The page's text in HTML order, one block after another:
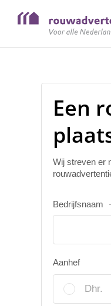
Een
Wij streven er
Bedrijfsnaam
Aanhef
Dhr.